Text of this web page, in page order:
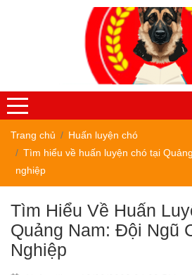
Trang chủ
Huấn luyện chó
Tìm hiểu về huấn luyện chó tại
nghiệp
Tìm Hiểu Về Huấn
Quảng Nam: Đội Ngũ
Nghiệp